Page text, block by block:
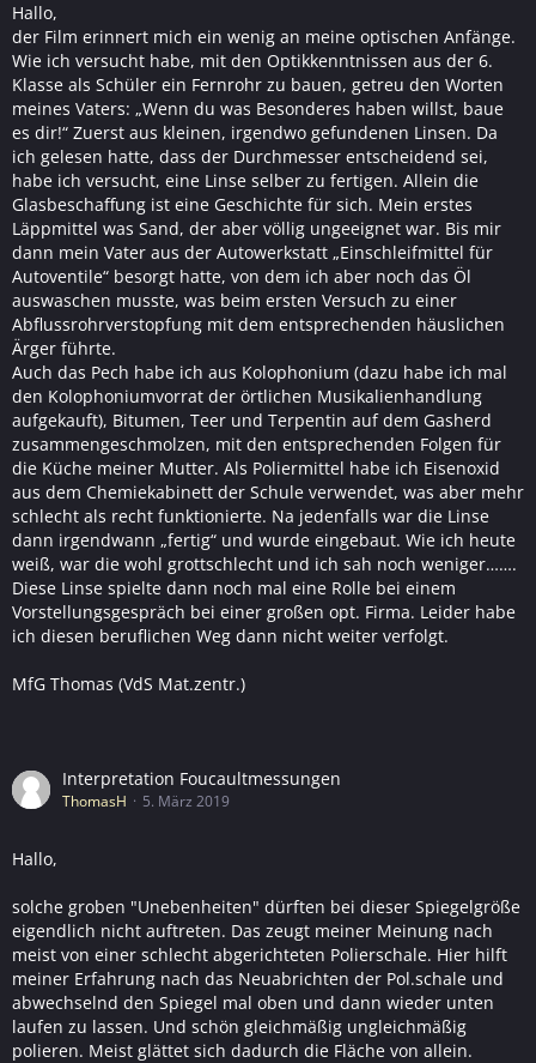
Hallo,
der Film erinnert mich ein wenig an meine optischen Anfänge.
Wie ich versucht habe, mit den Optikkenntnissen aus der 6.
Klasse als Schüler ein Fernrohr zu bauen, getreu den Worten
meines Vaters: „Wenn du was Besonderes haben willst, baue
es dir!“ Zuerst aus kleinen, irgendwo gefundenen Linsen. Da
ich gelesen hatte, dass der Durchmesser entscheidend sei,
habe ich versucht, eine Linse selber zu fertigen. Allein die
Glasbeschaffung ist eine Geschichte für sich. Mein erstes
Läppmittel was Sand, der aber völlig ungeeignet war. Bis mir
dann mein Vater aus der Autowerkstatt „Einschleifmittel für
Autoventile“ besorgt hatte, von dem ich aber noch das Öl
auswaschen musste, was beim ersten Versuch zu einer
Abflussrohrverstopfung mit dem entsprechenden häuslichen
Ärger führte.
Auch das Pech habe ich aus Kolophonium (dazu habe ich mal
den Kolophoniumvorrat der örtlichen Musikalienhandlung
aufgekauft), Bitumen, Teer und Terpentin auf dem Gasherd
zusammengeschmolzen, mit den entsprechenden Folgen für
die Küche meiner Mutter. Als Poliermittel habe ich Eisenoxid
aus dem Chemiekabinett der Schule verwendet, was aber mehr
schlecht als recht funktionierte. Na jedenfalls war die Linse
dann irgendwann „fertig“ und wurde eingebaut. Wie ich heute
weiß, war die wohl grottschlecht und ich sah noch weniger…….
Diese Linse spielte dann noch mal eine Rolle bei einem
Vorstellungsgespräch bei einer großen opt. Firma. Leider habe
ich diesen beruflichen Weg dann nicht weiter verfolgt.
MfG Thomas (VdS Mat.zentr.)
Interpretation Foucaultmessungen
ThomasH 5. März 2019
Hallo,
solche groben "Unebenheiten" dürften bei dieser Spiegelgröße
eigendlich nicht auftreten. Das zeugt meiner Meinung nach
meist von einer schlecht abgerichteten Polierschale. Hier hilft
meiner Erfahrung nach das Neuabrichten der Pol.schale und
abwechselnd den Spiegel mal oben und dann wieder unten
laufen zu lassen. Und schön gleichmäßig ungleichmäßig
polieren. Meist glättet sich dadurch die Fläche von allein.